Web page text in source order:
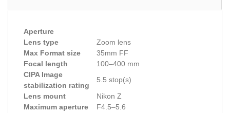
Lens type
Zoom lens
Max Format size
35mm FF
Focal length
100–400 mm
CIPA Image
stabilization rating
5.5 stop(s)
Lens mount
Nikon Z
Aperture
Maximum aperture
F4.5–5.6